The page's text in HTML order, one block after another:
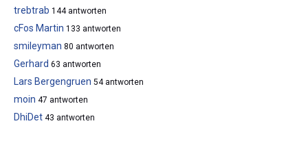
trebtrab 144 antworten
cFos Martin 133 antworten
smileyman 80 antworten
Gerhard 63 antworten
Lars Bergengruen 54 antworten
moin 47 antworten
DhiDet 43 antworten